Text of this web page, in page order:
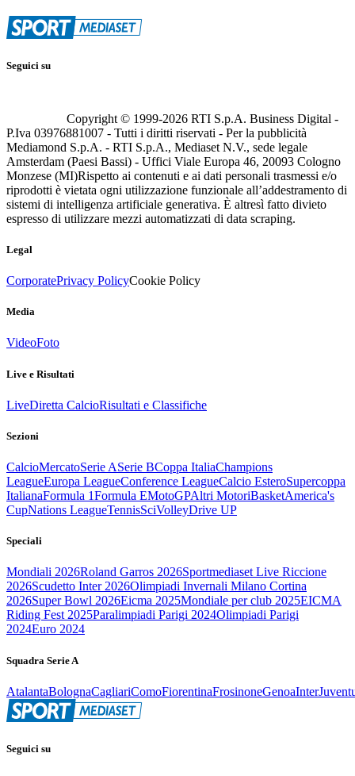
Seguici su
Copyright © 1999-2026 RTI S.p.A. Business Digital -
P.Iva 03976881007 - Tutti i diritti riservati - Per la pubblicità
Mediamond S.p.A. - RTI S.p.A., Mediaset N.V., sede legale
Amsterdam (Paesi Bassi) - Uffici Viale Europa 46, 20093 Cologno
Monzese (MI)Rispetto ai contenuti e ai dati personali trasmessi e/o
riprodotti è vietata ogni utilizzazione funzionale all’addestramento di
sistemi di intelligenza artificiale generativa. È altresì fatto divieto
espresso di utilizzare mezzi automatizzati di data scraping.
Legal
CorporatePrivacy PolicyCookie Policy
Media
VideoFoto
Live e Risultati
LiveDiretta CalcioRisultati e Classifiche
Sezioni
CalcioMercatoSerie ASerie BCoppa ItaliaChampions
LeagueEuropa LeagueConference LeagueCalcio EsteroSupercoppa
ItalianaFormula 1Formula EMotoGPAltri MotoriBasketAmerica's
CupNations LeagueTennisSciVolleyDrive UP
Speciali
Mondiali 2026Roland Garros 2026Sportmediaset Live Riccione
2026Scudetto Inter 2026Olimpiadi Invernali Milano Cortina
2026Super Bowl 2026Eicma 2025Mondiale per club 2025EICMA
Riding Fest 2025Paralimpiadi Parigi 2024Olimpiadi Parigi
2024Euro 2024
Squadra Serie A
AtalantaBolognaCagliariComoFiorentinaFrosinoneGenoaInter
Seguici su